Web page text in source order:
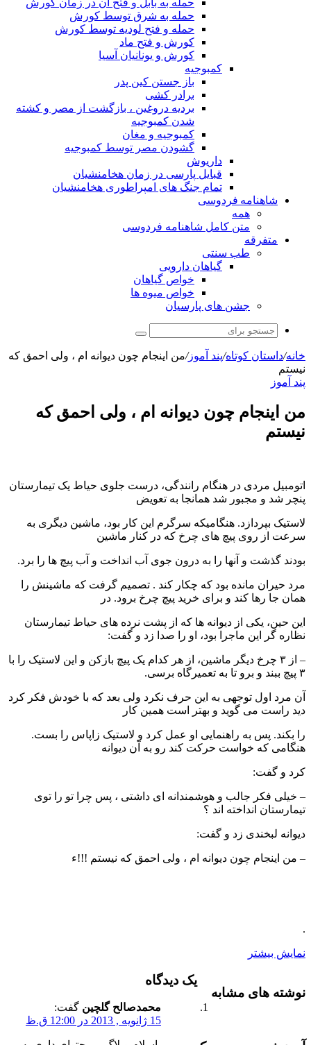
حمله به بابل و فتح آن در زمان کورش
حمله به شرق توسط کورش
حمله و فتح لودیه توسط کورش
کورش و فتح ماد
کورش و یونانیان آسیا
کمبوجیه
باز جستن کین پدر
برادر کشی
بردیه دروغین ، بازگشت از مصر و کشته
شدن کمبوجیه
کمبوجیه و مغان
گشودن مصر توسط کمبوجیه
داریوش
قبایل پارسی در زمان هخامنشیان
تمام جنگ های امپراطوری هخامنشیان
شاهنامه فردوسی
همه
متن کامل شاهنامه فردوسی
متفرقه
طب سنتی
گیاهان دارویی
خواص گیاهان
خواص میوه ها
جشن های پارسیان
جستجو
خانه/داستان کوتاه/پند آموز/من اینجام چون دیوانه ام ، ولی احمق که
نیستم
پند آموز
من اینجام چون دیوانه ام ، ولی احمق که
نیستم
اتومبیل مردی در هنگام رانندگی، درست جلوی حیاط یک تیمارستان
پنچر شد و مجبور شد همانجا به تعویض
لاستیک بپردازد. هنگامیکه سرگرم این کار بود، ماشین دیگری به
سرعت از روی پیچ های چرخ که در کنار ماشین
بودند گذشت و آنها را به درون جوی آب انداخت و آب پیچ ها را برد.
مرد حیران مانده بود که چکار کند . تصمیم گرفت که ماشینش را
همان جا رها کند و برای خرید پیچ چرخ برود. در
این حین، یکی از دیوانه ها که از پشت نرده های حیاط تیمارستان
نظاره گر این ماجرا بود، او را صدا زد و گفت:
– از ۳ چرخ دیگر ماشین، از هر کدام یک پیچ بازکن و این لاستیک را با
۳ پیچ ببند و برو تا به تعمیرگاه برسی.
آن مرد اول توجهی به این حرف نکرد ولی بعد که با خودش فکر کرد
دید راست می گوید و بهتر است همین کار
را بکند. پس به راهنمایی او عمل کرد و لاستیک زاپاس را بست.
هنگامی که خواست حرکت کند رو به آن دیوانه
کرد و گفت:
– خیلی فکر جالب و هوشمندانه ای داشتی ، پس چرا تو را توی
تیمارستان انداخته اند ؟
دیوانه لبخندی زد و گفت:
– من اینجام چون دیوانه ام ، ولی احمق که نیستم !!!ء
.
نمایش بیشتر
نوشته های مشابه
یک دیدگاه
محمدصالح گلچین گفت:
15 ژانویه , 2013 در 12:00 ق.ظ